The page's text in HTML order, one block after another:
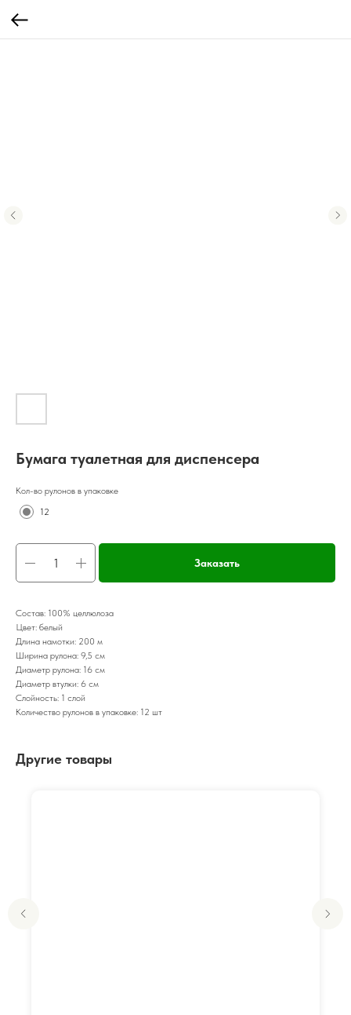
Бумага туалетная для диспенсера
Кол-во рулонов в упаковке
12
Заказать
Состав: 100% целлюлоза
Цвет: белый
Длина намотки: 200 м
Ширина рулона: 9,5 см
Диаметр рулона: 16 см
Диаметр втулки: 6 см
Слойность: 1 слой
Количество рулонов в упаковке: 12 шт
Другие товары